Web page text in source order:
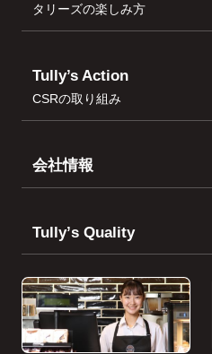
タリーズの楽しみ方
Tully’s Action
CSRの取り組み
会社情報
Tullyʼs Quality